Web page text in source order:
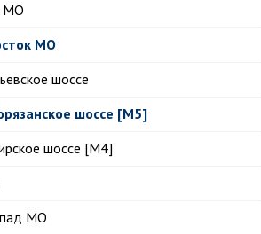
МО
МО
шоссе
шоссе [М5]
шоссе [М4]
МО